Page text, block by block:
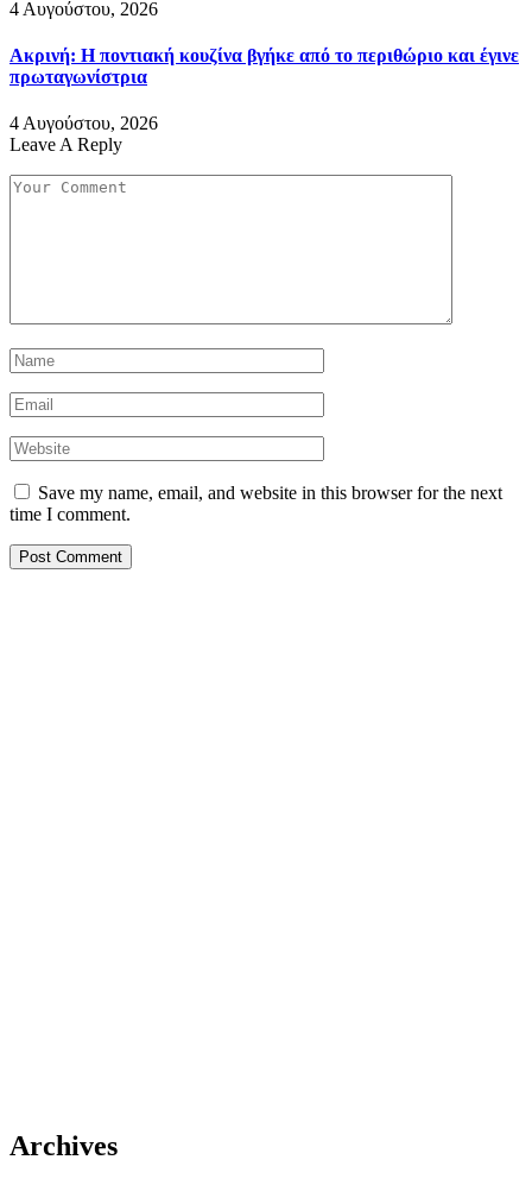
4 Αυγούστου, 2026
Ακρινή: Η ποντιακή κουζίνα βγήκε από το περιθώριο και έγινε
πρωταγωνίστρια
4 Αυγούστου, 2026
Leave A Reply
Save my name, email, and website in this browser for the next
time I comment.
Archives